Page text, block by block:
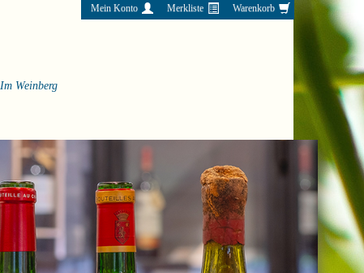
Mein Konto Merkliste Warenkorb
Im Weinberg